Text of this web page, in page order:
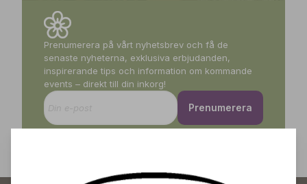
Prenumerera på vårt nyhetsbrev och få de
senaste nyheterna, exklusiva erbjudanden,
inspirerande tips och information om kommande
events – direkt till din inkorg!
Prenumerera